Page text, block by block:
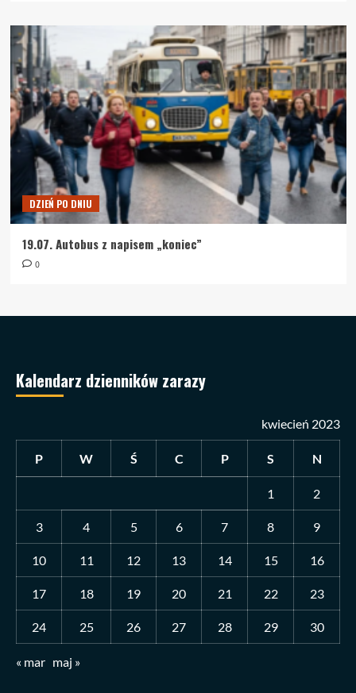
DZIEŃ PO DNIU
19.07. Autobus z napisem „koniec”
0
Kalendarz dzienników zarazy
kwiecień 2023
P W Ś C P S N
1 2
3 4 5 6 7 8 9
10 11 12 13 14 15 16
17 18 19 20 21 22 23
24 25 26 27 28 29 30
« mar maj »